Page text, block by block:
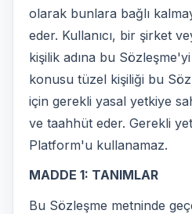
olarak bunlara bağlı
eder. Kullanıcı, bir şirket
kişilik adına bu
konusu tüzel kişiliği bu
için gerekli yasal yetkiye
ve taahhüt eder. Gerekli
Platform'u kullanamaz.
MADDE 1: TANIMLAR
Bu Sözleşme metninde